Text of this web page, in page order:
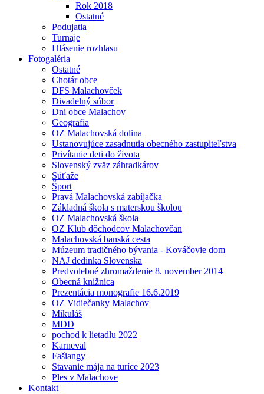
Rok 2018
Ostatné
Podujatia
Turnaje
Hlásenie rozhlasu
Fotogaléria
Ostatné
Chotár obce
DFS Malachovček
Divadelný súbor
Dni obce Malachov
Geografia
OZ Malachovská dolina
Ustanovujúce zasadnutia obecného zastupiteľstva
Privítanie deti do života
Slovenský zväz záhradkárov
Súťaže
Šport
Pravá Malachovská zabíjačka
Základná škola s materskou školou
OZ Malachovská škola
OZ Klub dôchodcov Malachovčan
Malachovská banská cesta
Múzeum tradičného bývania - Kováčovie dom
NAJ dedinka Slovenska
Predvolebné zhromaždenie 8. november 2014
Obecná knižnica
Prezentácia monografie 16.6.2019
OZ Vidiečanky Malachov
Mikuláš
MDD
pochod k lietadlu 2022
Karneval
Fašiangy
Stavanie mája na turíce 2023
Ples v Malachove
Kontakt